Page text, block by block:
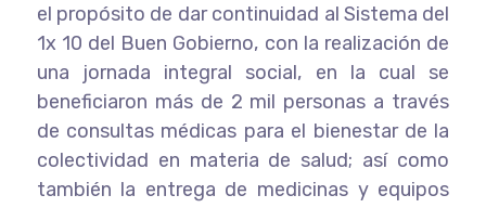
el propósito de dar continuidad al Sistema del
1x 10 del Buen Gobierno, con la realización de
una jornada integral social, en la cual se
beneficiaron más de 2 mil personas a través
de consultas médicas para el bienestar de la
colectividad en materia de salud; así como
también la entrega de medicinas y equipos